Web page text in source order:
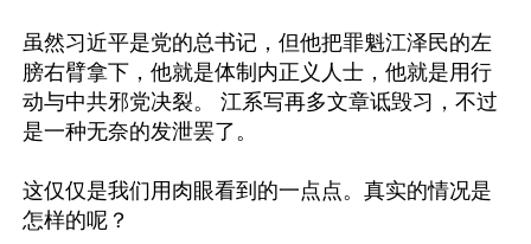
虽然习近平是党的总书记，但他把罪魁江泽民的左
膀右臂拿下，他就是体制内正义人士，他就是用行
动与中共邪党决裂。 江系写再多文章诋毁习，不过
是一种无奈的发泄罢了。
这仅仅是我们用肉眼看到的一点点。真实的情况是
怎样的呢？